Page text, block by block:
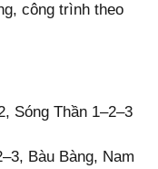
công trình theo
Sóng Thần 1–2–3
Bàu Bàng, Nam